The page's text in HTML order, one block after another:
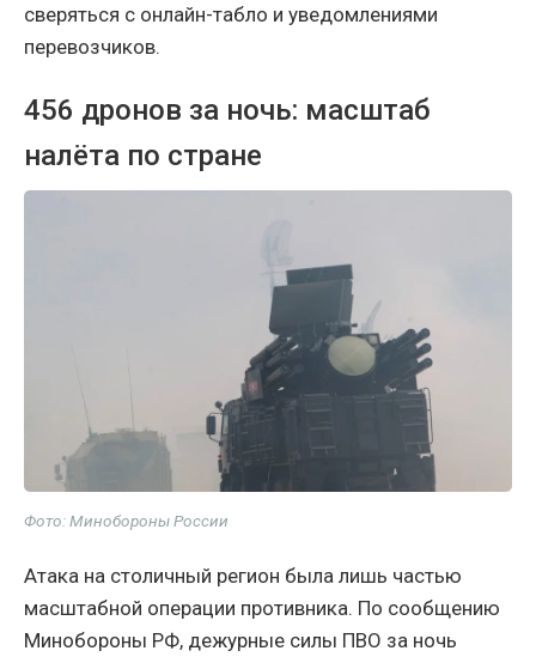
сверяться с онлайн-табло и уведомлениями
перевозчиков.
456 дронов за ночь: масштаб
налёта по стране
Фото: Минобороны России
Атака на столичный регион была лишь частью
масштабной операции противника. По сообщению
Минобороны РФ, дежурные силы ПВО за ночь